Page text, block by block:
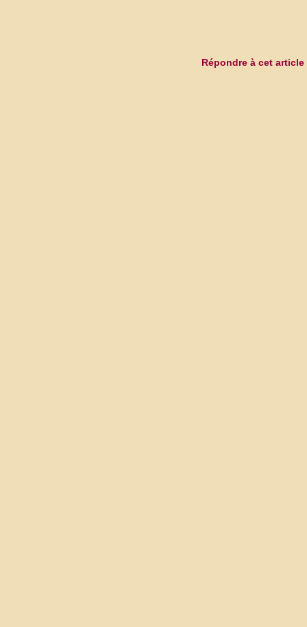
Répondre à cet article